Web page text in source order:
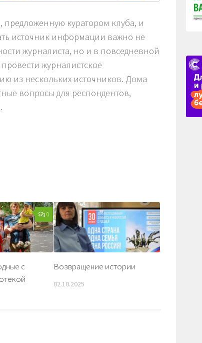
куратором клуба, и
источник информации важно не
журналиста, но и в повседневной
журналистское
из нескольких источников. Дома
вопросы для респондентов,
0
с
Возвращение истории
02.10.2025